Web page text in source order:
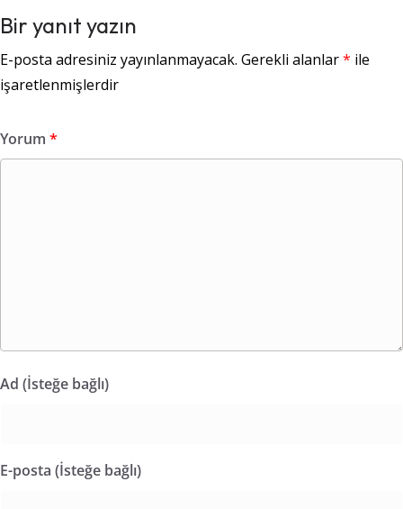
Bir yanıt yazın
E-posta adresiniz yayınlanmayacak. Gerekli alanlar* ile
işaretlenmişlerdir
Yorum *
Ad (İsteğe bağlı)
E-posta (İsteğe bağlı)